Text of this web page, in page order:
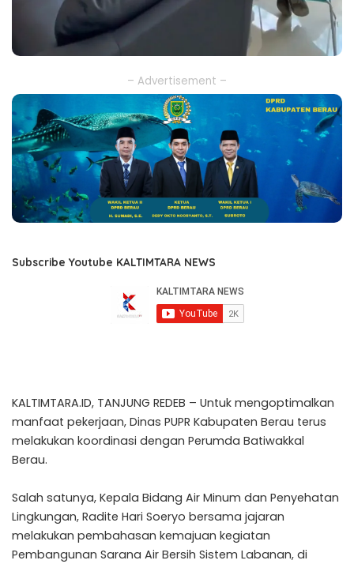
– Advertisement –
Subscribe Youtube KALTIMTARA NEWS
KALTIMTARA.ID, TANJUNG REDEB – Untuk mengoptimalkan
manfaat pekerjaan, Dinas PUPR Kabupaten Berau terus
melakukan koordinasi dengan Perumda Batiwakkal
Berau.
Salah satunya, Kepala Bidang Air Minum dan Penyehatan
Lingkungan, Radite Hari Soeryo bersama jajaran
melakukan pembahasan kemajuan kegiatan
Pembangunan Sarana Air Bersih Sistem Labanan, di